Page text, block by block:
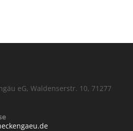
eG, Waldenserstr. 10, 71277